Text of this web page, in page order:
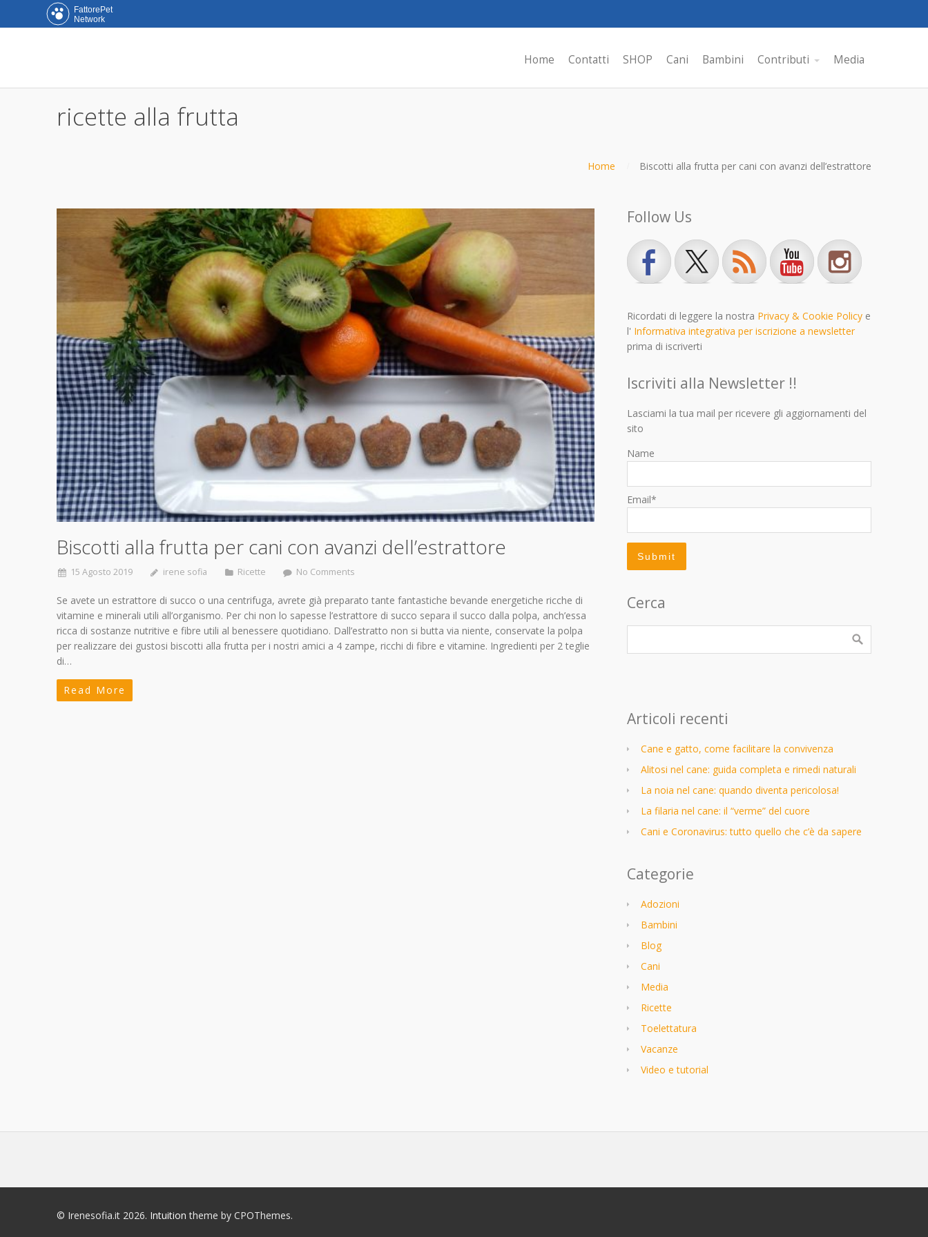
Home Contatti SHOP Cani Bambini Contributi Media
ricette alla frutta
Home Biscotti alla frutta per cani con avanzi dell’estrattore
Biscotti alla frutta per cani con avanzi dell’estrattore
15 Agosto 2019 irene sofia Ricette No Comments
Se avete un estrattore di succo o una centrifuga, avrete già preparato tante fantastiche bevande energetiche ricche di
vitamine e minerali utili all’organismo. Per chi non lo sapesse l’estrattore di succo separa il succo dalla polpa, anch’essa
ricca di sostanze nutritive e fibre utili al benessere quotidiano. Dall’estratto non si butta via niente, conservate la polpa
per realizzare dei gustosi biscotti alla frutta per i nostri amici a 4 zampe, ricchi di fibre e vitamine. Ingredienti per 2 teglie
di…
Read More
Follow Us
Ricordati di leggere la nostra Privacy & Cookie Policye
l' Informativa integrativa per iscrizione a newsletter
prima di iscriverti
Iscriviti alla Newsletter !!
Lasciami la tua mail per ricevere gli aggiornamenti del
sito
Name
Email*
Cerca
Articoli recenti
Cane e gatto, come facilitare la convivenza
Alitosi nel cane: guida completa e rimedi naturali
La noia nel cane: quando diventa pericolosa!
La filaria nel cane: il “verme” del cuore
Cani e Coronavirus: tutto quello che c’è da sapere
Categorie
Adozioni
Bambini
Blog
Cani
Media
Ricette
Toelettatura
Vacanze
Video e tutorial
© Irenesofia.it 2026. Intuition theme by CPOThemes.
FattorePet
Network